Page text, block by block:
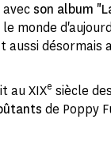
son album
monde
aussi désormais
au XIXe siècle
de Poppy